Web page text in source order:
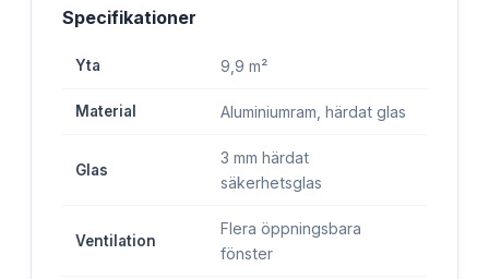
Specifikationer
Yta 9,9 m²
Material Aluminiumram, härdat glas
Glas
3 mm härdat
säkerhetsglas
Ventilation
Flera öppningsbara
fönster